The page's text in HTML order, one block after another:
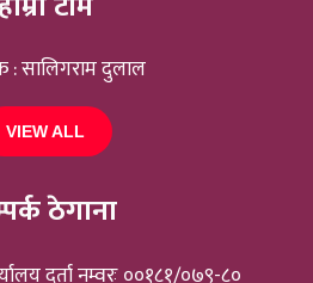
: सालिगराम दुलाल
VIEW ALL
ठेगाना
दर्ता नम्वरः ००१८१/०७९-८०